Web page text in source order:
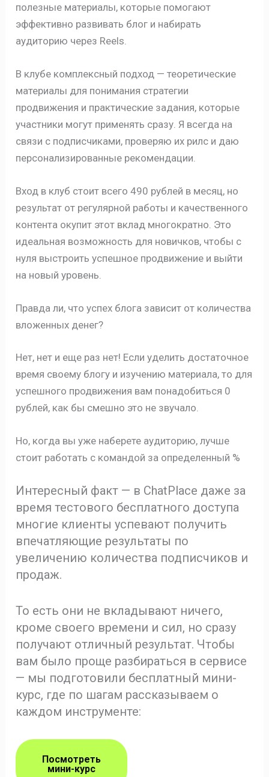
полезные материалы, которые помогают
эффективно развивать блог и набирать
аудиторию через Reels.
В клубе комплексный подход — теоретические
материалы для понимания стратегии
продвижения и практические задания, которые
участники могут применять сразу. Я всегда на
связи с подписчиками, проверяю их рилс и даю
персонализированные рекомендации.
Вход в клуб стоит всего 490 рублей в месяц, но
результат от регулярной работы и качественного
контента окупит этот вклад многократно. Это
идеальная возможность для новичков, чтобы с
нуля выстроить успешное продвижение и выйти
на новый уровень.
Правда ли, что успех блога зависит от количества
вложенных денег?
Нет, нет и еще раз нет! Если уделить достаточное
время своему блогу и изучению материала, то для
успешного продвижения вам понадобиться 0
рублей, как бы смешно это не звучало.
Но, когда вы уже наберете аудиторию, лучше
стоит работать с командой за определенный %
Интересный факт — в ChatPlace даже за
время тестового бесплатного доступа
многие клиенты успевают получить
впечатляющие результаты по
увеличению количества подписчиков и
продаж.
То есть они не вкладывают ничего,
кроме своего времени и сил, но сразу
получают отличный результат. Чтобы
вам было проще разбираться в сервисе
— мы подготовили бесплатный мини-
курс, где по шагам рассказываем о
каждом инструменте:
Посмотреть
мини-курс